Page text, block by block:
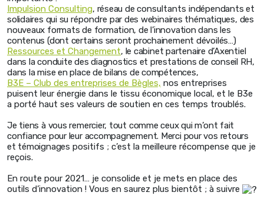
Impulsion Consulting, réseau deconsultants indépendants et
solidaires qui su répondre par des webinaires thématiques, des
nouveaux formats de formation, de l’innovation dans les
contenus (dont certains seront prochainement dévoilés…)
Ressources et Changement, le cabinet partenaire d’Axentiel
dans la conduite des diagnostics et prestations de conseil RH,
dans la mise en place de bilans de compétences,
B3E – Club des entreprises de Bègles, nos entreprises
puisent leur énergie dans le tissu économique local, et le B3e
a porté haut ses valeurs de soutien en ces temps troublés.
Je tiens à vous remercier, tout comme ceux qui m’ont fait
confiance pour leur accompagnement. Merci pour vos retours
et témoignages positifs ; c’est la meilleure récompense que je
reçois.
En route pour 2021… je consolide et je mets en place des
outils d’innovation ! Vous en saurez plus bientôt ; à suivre